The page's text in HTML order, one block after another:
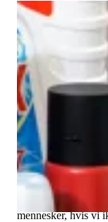
Affald
Farligt affald
neglelak:
hverdag,
selv, når det
Hvad er
Produkter, der
skadelige, når
mennesker, hvis vi